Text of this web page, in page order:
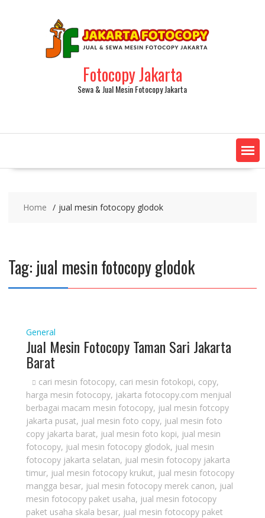
Fotocopy Jakarta
Sewa & Jual Mesin Fotocopy Jakarta
Home jual mesin fotocopy glodok
Tag: jual mesin fotocopy glodok
General
Jual Mesin Fotocopy Taman Sari Jakarta
Barat
cari mesin fotocopy, cari mesin fotokopi, copy,
harga mesin fotocopy, jakarta fotocopy.com menjual
berbagai macam mesin fotocopy, jual mesin fotcopy
jakarta pusat, jual mesin foto copy, jual mesin foto
copy jakarta barat, jual mesin foto kopi, jual mesin
fotocopy, jual mesin fotocopy glodok, jual mesin
fotocopy jakarta selatan, jual mesin fotocopy jakarta
timur, jual mesin fotocopy krukut, jual mesin fotocopy
mangga besar, jual mesin fotocopy merek canon, jual
mesin fotocopy paket usaha, jual mesin fotocopy
paket usaha skala besar, jual mesin fotocopy paket